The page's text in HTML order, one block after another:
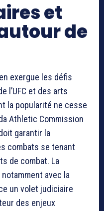
et
de
exergue les défis
l’UFC et des arts
la popularité ne cesse
Athletic Commission
garantir la
combats se tenant
de combat. La
avec la
un volet judiciaire
des enjeux